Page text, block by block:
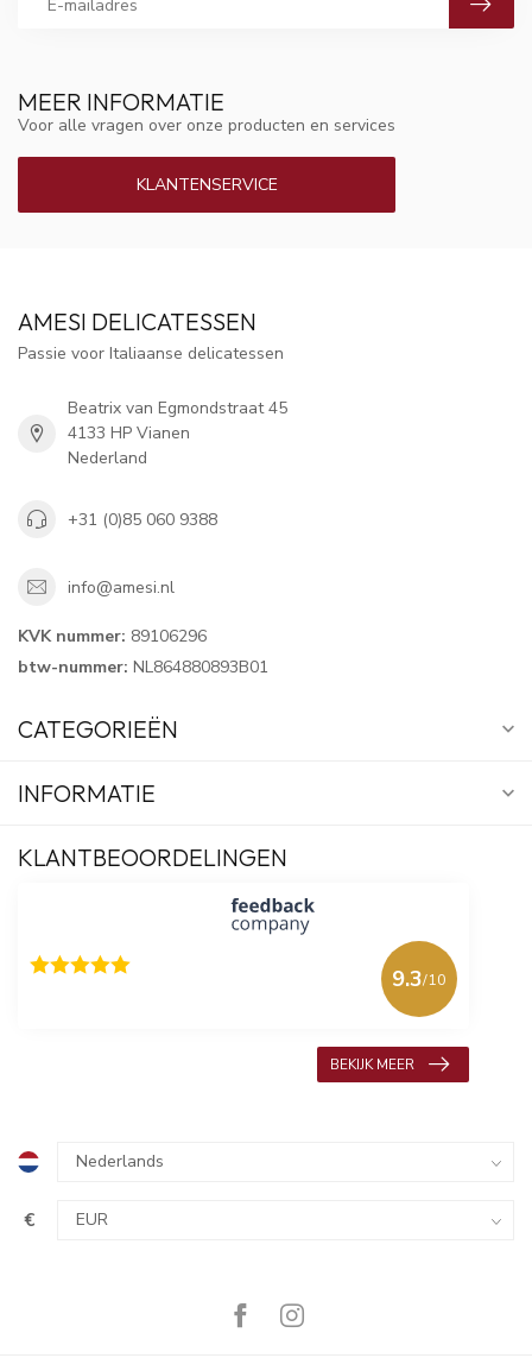
MEER INFORMATIE
Voor alle vragen over onze producten en services
KLANTENSERVICE
AMESI DELICATESSEN
Passie voor Italiaanse delicatessen
Beatrix van Egmondstraat 45
4133 HP Vianen
Nederland
+31 (0)85 060 9388
info@amesi.nl
KVK nummer: 89106296
btw-nummer: NL864880893B01
CATEGORIEËN
INFORMATIE
KLANTBEOORDELINGEN
9.3/10
BEKIJK MEER
€